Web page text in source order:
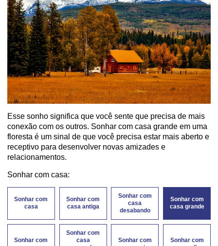
Esse sonho significa que você sente que precisa de mais
conexão com os outros. Sonhar com casa grande em uma
floresta é um sinal de que você precisa estar mais aberto e
receptivo para desenvolver novas amizades e
relacionamentos.
Sonhar com casa:
Sonhar com
casa
Sonhar com
casa antiga
Sonhar com
casa
desabando
Sonhar com
casa grande
Sonhar com
Sonhar com
casa
Sonhar com
Sonhar com